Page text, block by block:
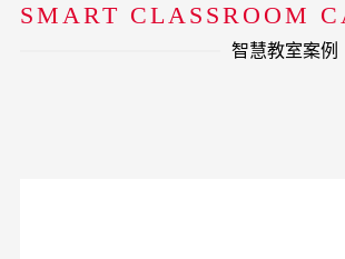
SMART CLASSROOM
智慧教室案例